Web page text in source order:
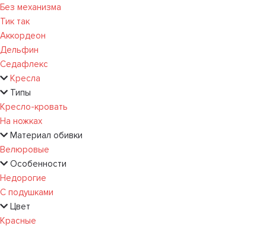
Без механизма
Тик так
Аккордеон
Дельфин
Седафлекс
Кресла
Типы
Кресло-кровать
На ножках
Материал обивки
Велюровые
Особенности
Недорогие
С подушками
Цвет
Красные